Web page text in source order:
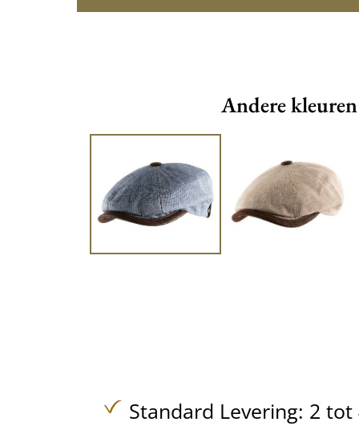
Andere kleuren
Standard Levering: 2